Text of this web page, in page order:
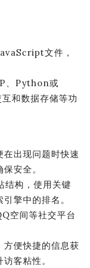
文件，
、Python或
和数据存储等功
在出现问题时快速
安全。
结构，使用关键
擎中的排名。
空间等社交平台
方便快捷的信息获
客粘性。